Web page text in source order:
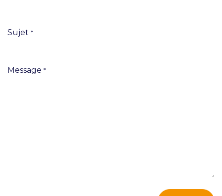
Sujet *
Message *